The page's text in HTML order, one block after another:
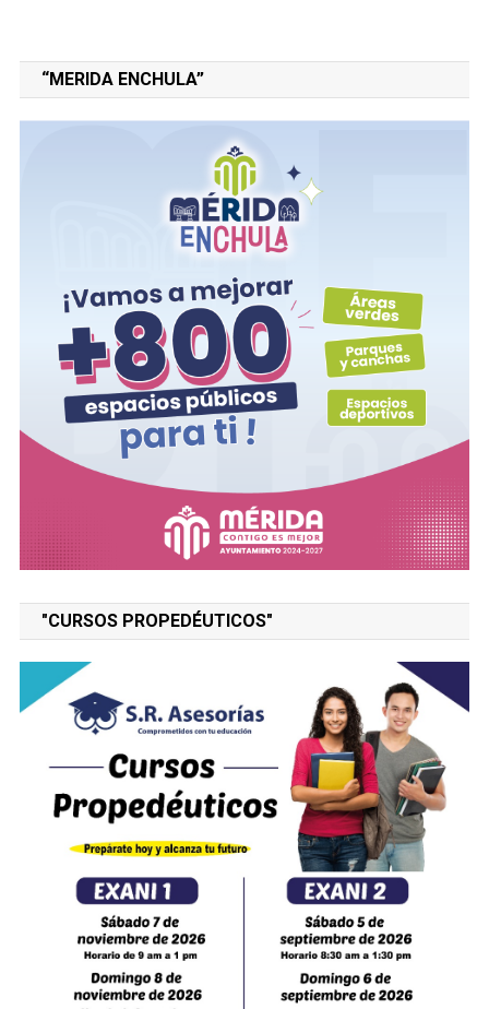
“MERIDA ENCHULA”
"CURSOS PROPEDÉUTICOS"